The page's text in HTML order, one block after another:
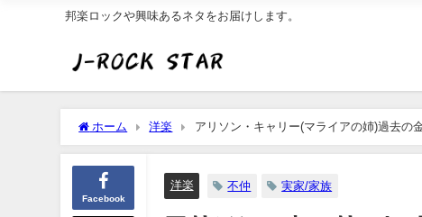
邦楽ロックや興味あるネタをお届けします。
ホーム 洋楽 アリソン・キャリー(マライアの姉)過去の
Facebook
洋楽 不仲 実家/家族